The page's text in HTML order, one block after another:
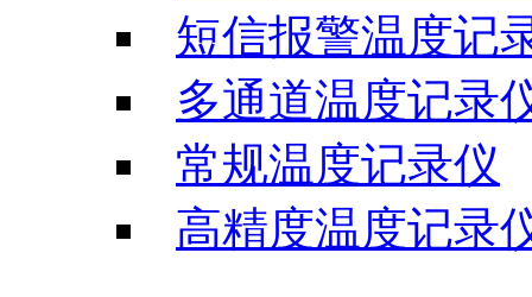
短信报警温度记
多通道温度记录
常规温度记录仪
高精度温度记录